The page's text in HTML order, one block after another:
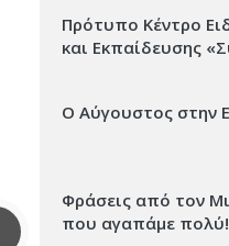
Πρότυπο Κέντρο
και Εκπαίδευσης
Ο Αύγουστος στην
Φράσεις από τον
που αγαπάμε πολύ!